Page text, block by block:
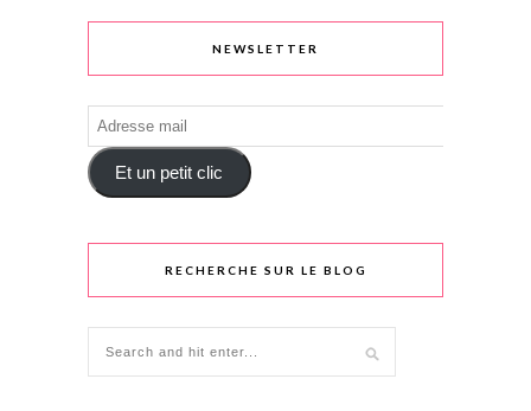
NEWSLETTER
Adresse
mail
Et un petit clic
RECHERCHE SUR LE BLOG